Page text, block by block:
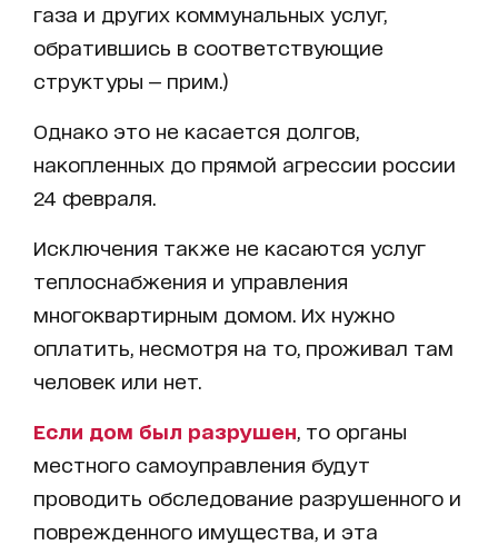
газа и других коммунальных услуг,
обратившись в соответствующие
структуры — прим.)
Однако это не касается долгов,
накопленных до прямой агрессии россии
24 февраля.
Исключения также не касаются услуг
теплоснабжения и управления
многоквартирным домом. Их нужно
оплатить, несмотря на то, проживал там
человек или нет.
Если дом был разрушен , то органы
местного самоуправления будут
проводить обследование разрушенного и
поврежденного имущества, и эта